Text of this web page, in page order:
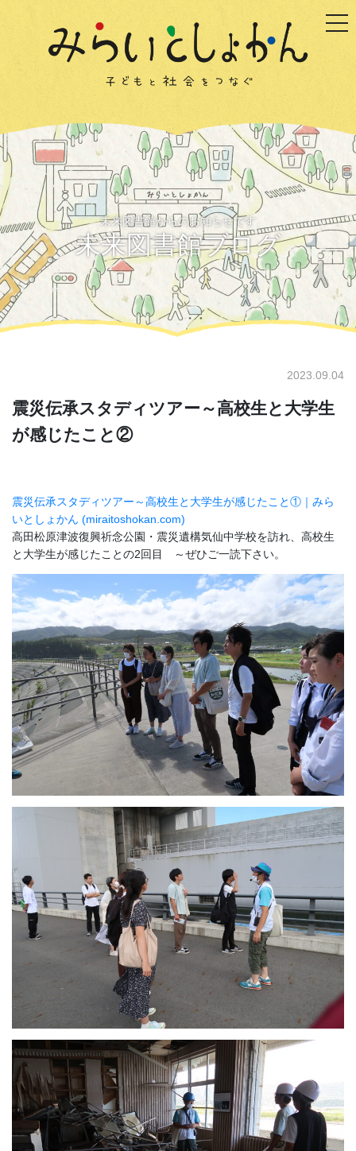
未来図書館からのお知らせです
未来図書館ブログ
2023.09.04
震災伝承スタディツアー～高校生と大学生
が感じたこと②
震災伝承スタディツアー～高校生と大学生が感じたこと①｜みら
いとしょかん (miraitoshokan.com)
高田松原津波復興祈念公園・震災遺構気仙中学校を訪れ、高校生
と大学生が感じたことの2回目 ～ぜひご一読下さい。